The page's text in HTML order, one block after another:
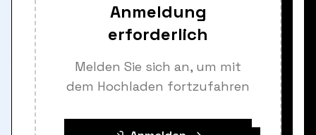
Anmeldung
erforderlich
Melden Sie sich an, um mit
dem Hochladen fortzufahren